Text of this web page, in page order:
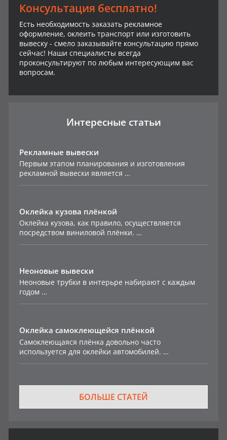
Консультация бесплатно!
Есть необходимость заказать рекламное
оформление, оклеить транспорт или изготовить
вывеску - смело заказывайте консультацию прямо
сейчас! Наши специалисты всегда
проконсультируют по любым интересующим вас
вопросам.
Интересные статьи
Рекламные вывески
Первым этапом планирования и изготовления
рекламной вывески является …
Оклейка кузова плёнкой
Оклейка кузова, как правило, осуществляется
посредством виниловой плёнки. …
Неоновые вывески
Неоновые трубки в интерьре набирают с каждым
годом …
Оклейка самоклеющейся плёнкой
Самоклеющаяся плёнка довольно часто
используется для оклейки автомобилей. …
БОЛЬШЕ СТАТЕЙ